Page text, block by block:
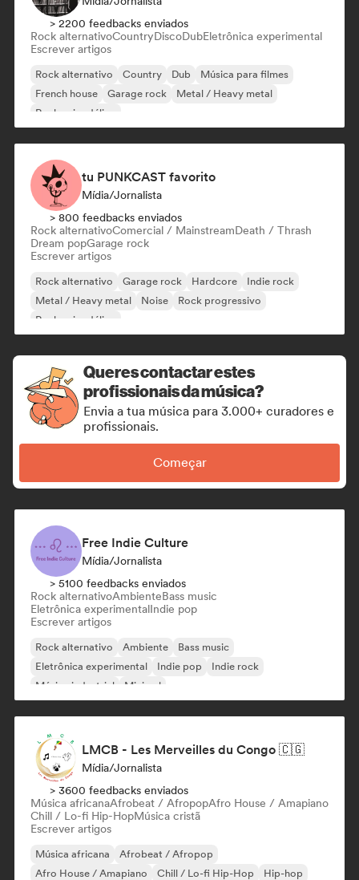
> 2200 feedbacks enviados
Rock alternativoCountryDiscoDubEletrônica experimental
Escrever artigos
Rock alternativo Country Dub
Música para filmes
French house
Garage rock
Metal / Heavy metal
Rock psicodélico
tu PUNKCAST favorito
Mídia/Jornalista
> 800 feedbacks enviados
Rock alternativoComercial / MainstreamDeath / Thrash
Dream popGarage rock
Escrever artigos
Rock alternativo Garage rock Hardcore
Indie rock
Metal / Heavy metal
Noise
Rock progressivo
Rock psicodélico
Queres contactar estes
profissionais da música?
Envia a tua música para 3.000+ curadores e
profissionais.
Começar
Free Indie Culture
Mídia/Jornalista
> 5100 feedbacks enviados
Rock alternativoAmbienteBass music
Eletrônica experimentalIndie pop
Escrever artigos
Rock alternativo Ambiente
Bass music
Eletrônica experimental
Indie pop
Indie rock
Música industrial
Minimal
LMCB - Les Merveilles du Congo 🇨🇬
Mídia/Jornalista
> 3600 feedbacks enviados
Música africanaAfrobeat / AfropopAfro House / Amapiano
Chill / Lo-fi Hip-HopMúsica cristã
Escrever artigos
Música africana
Afrobeat / Afropop
Afro House / Amapiano
Chill / Lo-fi Hip-Hop
Hip-hop